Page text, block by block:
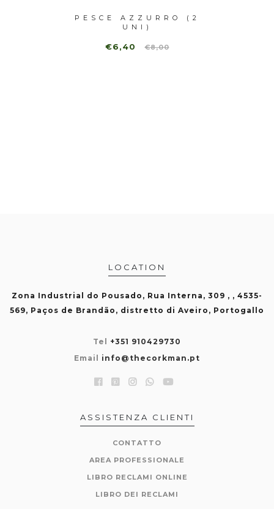
PESCE AZZURRO (2
UNI)
€6,40 €8,00
LOCATION
Zona Industrial do Pousado, Rua Interna, 309 , , 4535-
569, Paços de Brandão, distretto di Aveiro, Portogallo
Tel +351 910429730
Email info@thecorkman.pt
ASSISTENZA CLIENTI
CONTATTO
AREA PROFESSIONALE
LIBRO RECLAMI ONLINE
LIBRO DEI RECLAMI